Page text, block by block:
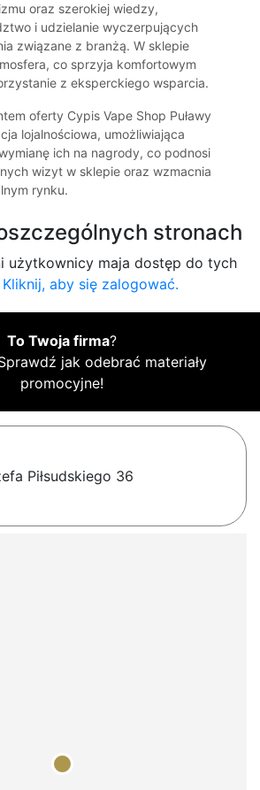
oraz szerokiej wiedzy,
i udzielanie wyczerpujących
związane z branżą. W sklepie
co sprzyja komfortowym
z eksperckiego wsparcia.
oferty Cypis Vape Shop Puławy
lojalnościowa, umożliwiająca
ich na nagrody, co podnosi
wizyt w sklepie oraz wzmacnia
rynku.
stronach
użytkownicy maja dostęp do tych
Kliknij, aby się zalogować.
To Twoja firma?
jak odebrać materiały
promocyjne!
Piłsudskiego 36